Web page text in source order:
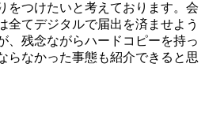
をつけたいと考えております。会
全てデジタルで届出を済ませよう
、残念ながらハードコピーを持っ
らなかった事態も紹介できると思